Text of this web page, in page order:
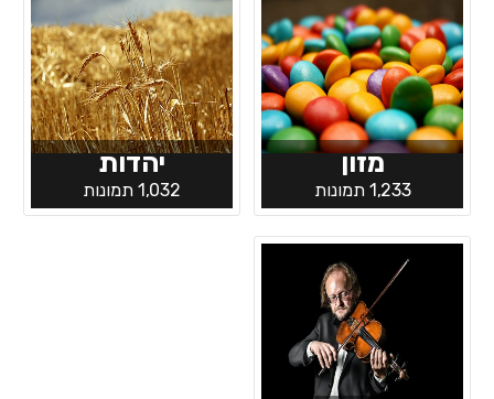
מזון
1,233 תמונות
יהדות
1,032 תמונות